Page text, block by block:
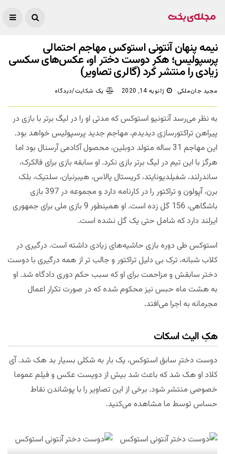
نیمه پنهان آنتونی استوکس مهاجم احتمالی
پرسپولیس؛ هکرِ دوست دختر او، عکس‌های سکسی
زیادی را منتشر کرد (گالری تصاویر)
مجید جان‌ملکی ژانویه 14, 2020 یک شکایت/دیدگاه
به نظر می‌رسد آنتونیو استوکس که مدتی او را در لیگ برتر با بازی در
پیراهن تراکتورسازی دیدیدم، مهاجم جدید پرسپولیس خواهد بود.
این مهاجم 31 ساله متولد دوبلین، محصول آکادمی آرسنال بود اما
هرگز با این تیم در لیگ برتر بازی نکرد. او سابقه بازی برای فالکرک،
ساندرلند، شفیلدیونایتد، کریستال پالاس، هیبرنیان، سلتیک، بلک
برن، آپولون و تراکتور را در کارنامه دارد و مجموعه در 397 بازی
باشگاهی، 156 گل زده است. او همینطور 9 بازی ملی برای جمهوری
ایرلند دارد که شامل حتی یک گل نشده است.
استوکس طی دوره بازی حاشیه‌های زیادی داشته است. درگیری در
کلاب شبانه، ترک بی دلیل تراکتور و جالب تر از همه درگیری با دوست
دختر سابقش و مزاحمت برای او که سبب حکم دوری دادگاه شد. او
به هشت ماه حبس نیز محکوم شده که در صورت تکرار اعمال
مجرمانه به اجرا می‌افتد.
هکِ الیث اسکات
دوست دخترِ سابق استوکس، یک بار به شکلی بسیار بد هک شد. آی
کلاد او هک شد که باعث شد بیش از دویست عکس و فیلم عموما
خصوصی منتشر شود. برخی از این تصاویر را با پوشاندن نقاط
حساس توسط ما مشاهده می‌کنید.